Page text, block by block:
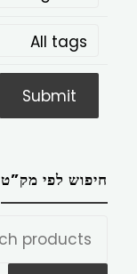
חיפוש לפי מק”ט